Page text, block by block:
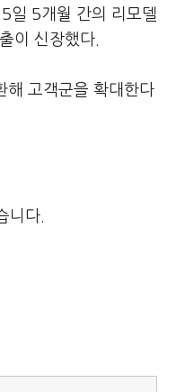
일 5개월 간의 리모델
이 신장했다.
해 고객군을 확대한다
니다.